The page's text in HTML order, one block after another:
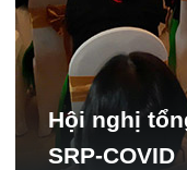
Hội nghị
SRP-COVID